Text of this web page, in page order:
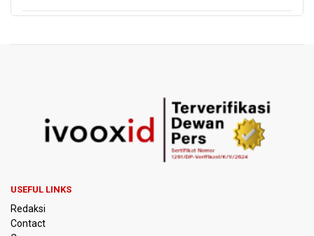
Anggota DPR Desak Polisi Usut Tuntas Temuan Ratusan
Senjata di Sekolah Swasta Jakarta Selatan
Warganet atas Konten Pidato Presiden, Nilai
USEFUL LINKS
Redaksi
Contact